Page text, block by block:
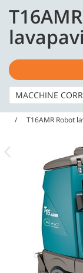
content
navigation
menu
Home Macchine
T16AMR Robot
MACCHINE